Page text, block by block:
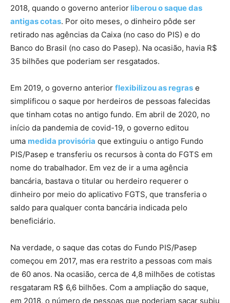
2018, quando o governo anterior liberou o saque das
antigas cotas. Por oito meses, o dinheiro pôde ser
retirado nas agências da Caixa (no caso do PIS) e do
Banco do Brasil (no caso do Pasep). Na ocasião, havia R$
35 bilhões que poderiam ser resgatados.
Em 2019, o governo anterior flexibilizou as regras e
simplificou o saque por herdeiros de pessoas falecidas
que tinham cotas no antigo fundo. Em abril de 2020, no
início da pandemia de covid-19, o governo editou
uma medida provisória que extinguiu o antigo Fundo
PIS/Pasep e transferiu os recursos à conta do FGTS em
nome do trabalhador. Em vez de ir a uma agência
bancária, bastava o titular ou herdeiro requerer o
dinheiro por meio do aplicativo FGTS, que transferia o
saldo para qualquer conta bancária indicada pelo
beneficiário.
Na verdade, o saque das cotas do Fundo PIS/Pasep
começou em 2017, mas era restrito a pessoas com mais
de 60 anos. Na ocasião, cerca de 4,8 milhões de cotistas
resgataram R$ 6,6 bilhões. Com a ampliação do saque,
em 2018, o número de pessoas que poderiam sacar subiu